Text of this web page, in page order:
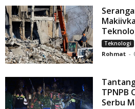
Teknologi
Rohmat -
TPNPB
Serbu